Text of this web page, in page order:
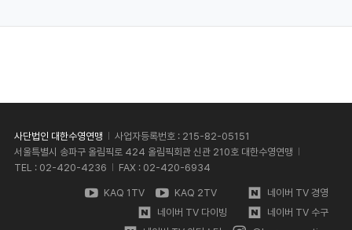
사단법인 대한수영연맹
사업자등록번호 : 215-82-05151
서울특별시 송파구 올림픽로 424 올림픽회관 신관 210호 대한수영연맹
TEL : 02-420-4236
FAX : 02-420-6934
KAQ 1TV KAQ 2TV
네이버 TV 경영
네이버 TV 다이빙
네이버 TV 수구